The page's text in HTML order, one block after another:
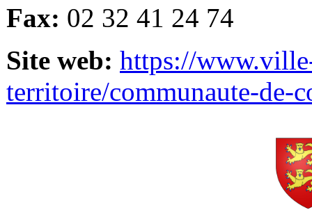
Fax: 02 32 41 24 74
Site web: https://
territoire/communaute-de-